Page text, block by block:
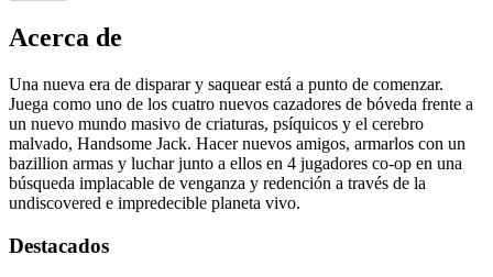
Acerca de
Una nueva era de disparar y saquear está a punto de comenzar.
Juega como uno de los cuatro nuevos cazadores de bóveda frente a
un nuevo mundo masivo de criaturas, psíquicos y el cerebro
malvado, Handsome Jack. Hacer nuevos amigos, armarlos con un
bazillion armas y luchar junto a ellos en 4 jugadores co-op en una
búsqueda implacable de venganza y redención a través de la
undiscovered e impredecible planeta vivo.
Destacados